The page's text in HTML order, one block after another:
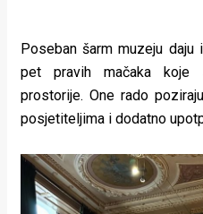
Poseban šarm muzeju
pet pravih mačaka koje
prostorije. One rado
posjetiteljima i dodatno